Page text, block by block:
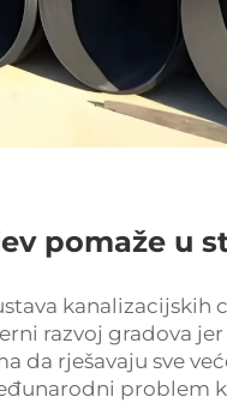
pomaže u
razvoj gradova
da rješavaju sve
problem